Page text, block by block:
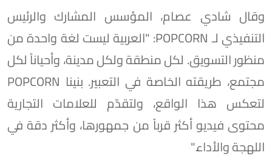
وقال شادي عصام، المؤسس المشارك والرئيس
التنفيذي لـ POPCORN: "العربية ليست لغة واحدة من
منظور التسويق. لكل منطقة ولكل مدينة، وأحياناً لكل
مجتمع، طريقته الخاصة في التعبير. بنينا POPCORN
لتعكس هذا الواقع، ولتقدّم للعلامات التجارية
محتوى فيديو أكثر قرباً من جمهورها، وأكثر دقة في
اللهجة والأداء."